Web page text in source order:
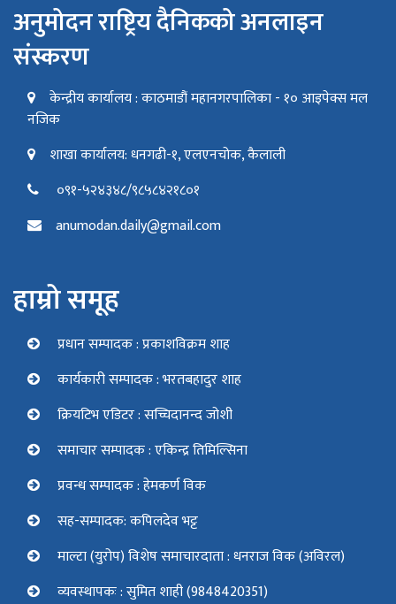
अनुमोदन राष्ट्रिय दैनिकको अनलाइन
संस्करण
केन्द्रीय कार्यालय : काठमाडौं महानगरपालिका - १० आइपेक्स मल
नजिक
शाखा कार्यालय: धनगढी-१, एलएनचोक, कैलाली
०९१-५२४३४८/९८५८४२१८०१
anumodan.daily@gmail.com
हाम्रो समूह
प्रधान सम्पादक : प्रकाशविक्रम शाह
कार्यकारी सम्पादक : भरतबहादुर शाह
क्रियटिभ एडिटर : सच्चिदानन्द जोशी
समाचार सम्पादक : एकिन्द्र तिमिल्सिना
प्रवन्ध सम्पादक : हेमकर्ण विक
सह-सम्पादक: कपिलदेव भट्ट
माल्टा (युरोप) विशेष समाचारदाता : धनराज विक (अविरल)
व्यवस्थापकः : सुमित शाही (9848420351)